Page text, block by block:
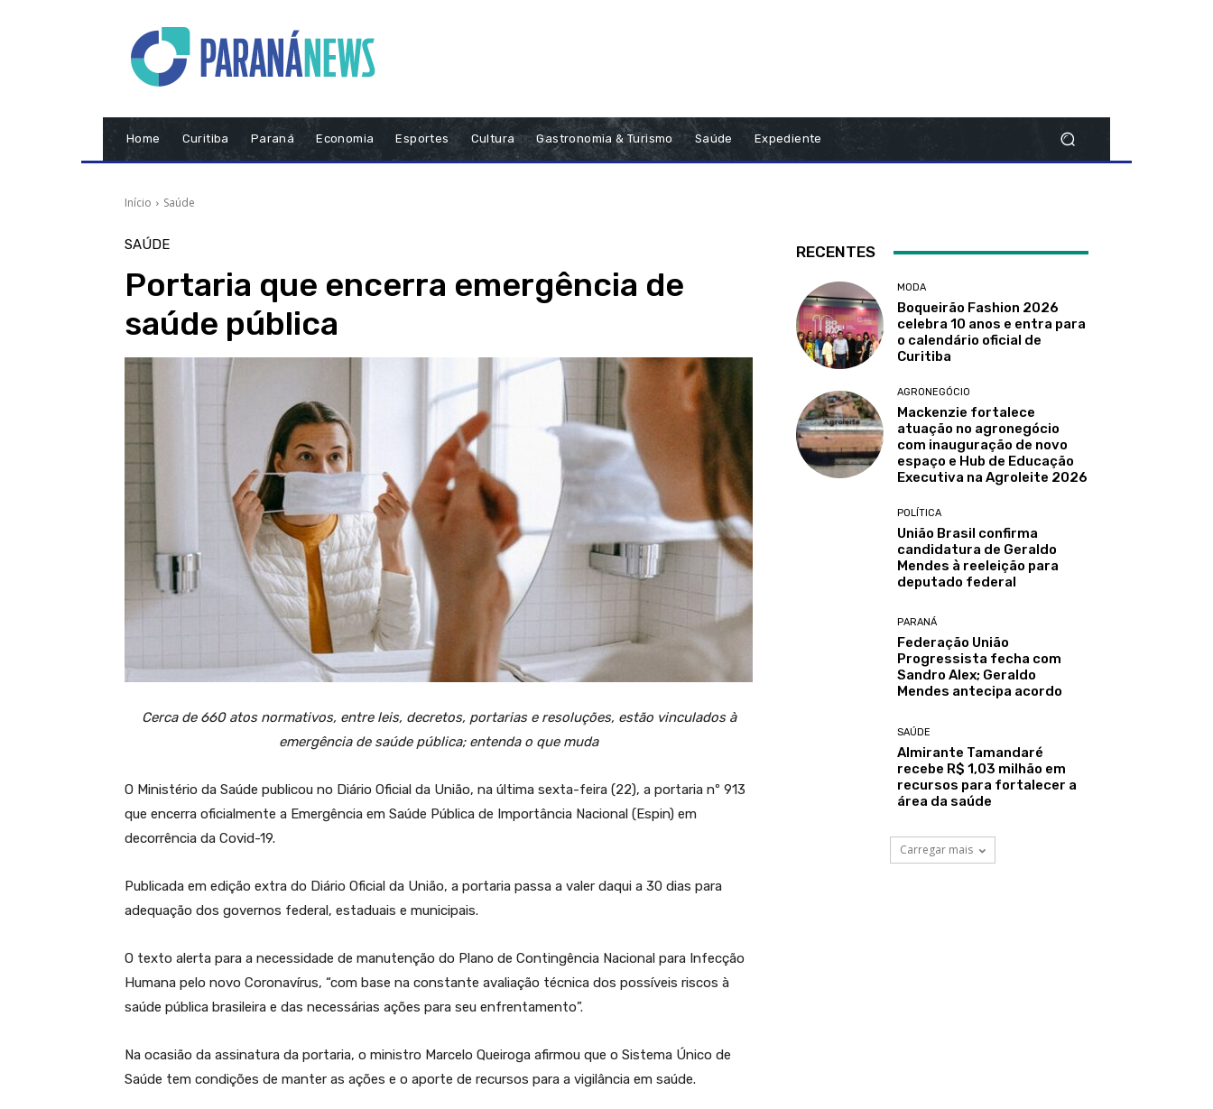
Home Curitiba Paraná Economia Esportes Cultura Gastronomia & Turismo Saúde Expediente
Início Saúde
SAÚDE
Portaria que encerra emergência de
saúde pública
Cerca de 660 atos normativos, entre leis, decretos, portarias e resoluções, estão vinculados à
emergência de saúde pública; entenda o que muda
O Ministério da Saúde publicou no Diário Oficial da União, na última sexta-feira (22), a portaria nº 913
que encerra oficialmente a Emergência em Saúde Pública de Importância Nacional (Espin) em
decorrência da Covid-19.
Publicada em edição extra do Diário Oficial da União, a portaria passa a valer daqui a 30 dias para
adequação dos governos federal, estaduais e municipais.
O texto alerta para a necessidade de manutenção do Plano de Contingência Nacional para Infecção
Humana pelo novo Coronavírus, “com base na constante avaliação técnica dos possíveis riscos à
saúde pública brasileira e das necessárias ações para seu enfrentamento”.
Na ocasião da assinatura da portaria, o ministro Marcelo Queiroga afirmou que o Sistema Único de
Saúde tem condições de manter as ações e o aporte de recursos para a vigilância em saúde.
RECENTES
MODA
Boqueirão Fashion 2026
celebra 10 anos e entra para
o calendário oficial de
Curitiba
AGRONEGÓCIO
Mackenzie fortalece
atuação no agronegócio
com inauguração de novo
espaço e Hub de Educação
Executiva na Agroleite 2026
POLÍTICA
União Brasil confirma
candidatura de Geraldo
Mendes à reeleição para
deputado federal
PARANÁ
Federação União
Progressista fecha com
Sandro Alex; Geraldo
Mendes antecipa acordo
SAÚDE
Almirante Tamandaré
recebe R$ 1,03 milhão em
recursos para fortalecer a
área da saúde
Carregar mais